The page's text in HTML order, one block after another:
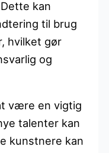
kan
til brug
hvilket gør
og
være en vigtig
talenter kan
kunstnere kan